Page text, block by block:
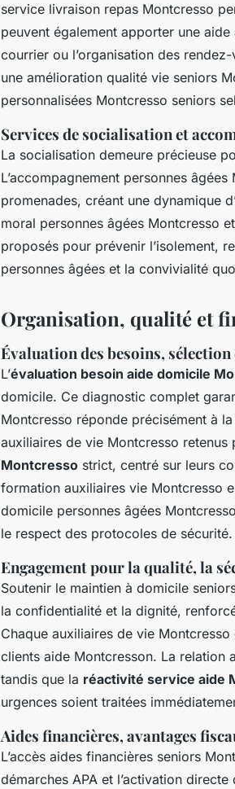
service livraison repas Montcresso
peuvent également apporter une
courrier ou l’organisation des
une amélioration qualité vie seniors
personnalisées Montcresso seniors
Services de socialisation et
La socialisation demeure précieuse
L’accompagnement personnes
promenades, créant une dynamique
moral personnes âgées Montcresso
proposés pour prévenir l’isolement,
personnes âgées et la convivialité
Organisation, qualité et
Évaluation des besoins,
L’évaluation besoin aide domicile
domicile. Ce diagnostic complet
Montcresso réponde précisément à
auxiliaires de vie Montcresso retenus
Montcresso strict, centré sur leurs
formation auxiliaires vie Montcresso
domicile personnes âgées
le respect des protocoles de sécurité.
Engagement pour la qualité, la
Soutenir le maintien à domicile
la confidentialité et la dignité,
Chaque auxiliaires de vie
clients aide Montcresson. La relation
tandis que la réactivité service aide
urgences soient traitées
Aides financières, avantages
L’accès aides financières seniors
démarches APA et l’activation